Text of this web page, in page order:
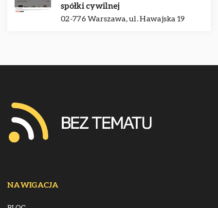
spółki cywilnej
02-776 Warszawa, ul. Hawajska 19
NAWIGACJA